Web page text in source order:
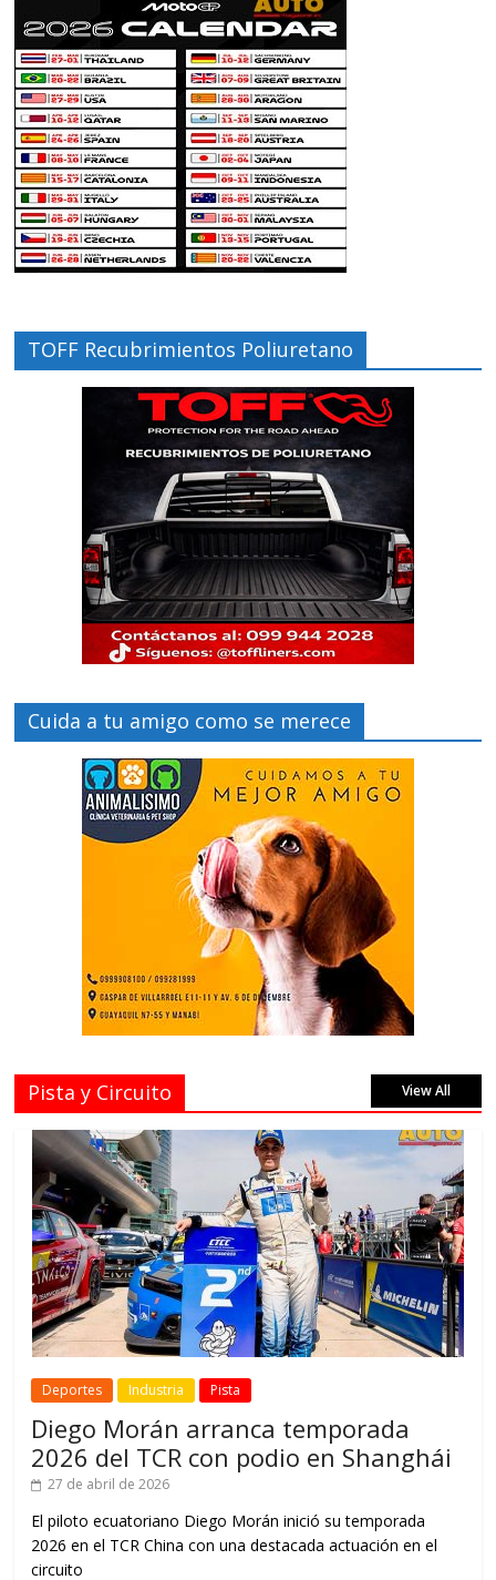
TOFF Recubrimientos Poliuretano
Cuida a tu amigo como se merece
Pista y Circuito View All
Deportes Industria Pista
Diego Morán arranca temporada
2026 del TCR con podio en Shanghái
27 de abril de 2026
El piloto ecuatoriano Diego Morán inició su temporada
2026 en el TCR China con una destacada actuación en el
circuito